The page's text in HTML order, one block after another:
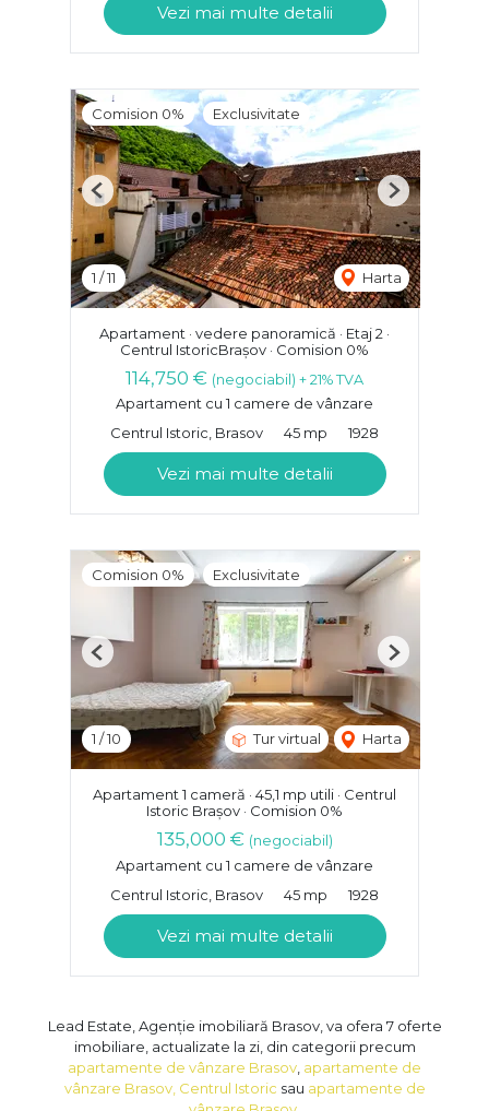
Vezi mai multe detalii
Comision 0% Exclusivitate
1 /11 Harta
Previous Next
Apartament · vedere panoramică · Etaj 2 ·
Centrul IstoricBrașov · Comision 0%
114,750 € (negociabil) + 21% TVA
Apartament cu 1 camere de vânzare
Centrul Istoric, Brasov
45 mp 1928
Vezi mai multe detalii
Comision 0% Exclusivitate
1 /10 Tur virtual Harta
Previous Next
Apartament 1 cameră · 45,1 mp utili · Centrul
Istoric Brașov · Comision 0%
135,000 € (negociabil)
Apartament cu 1 camere de vânzare
Centrul Istoric, Brasov
45 mp 1928
Vezi mai multe detalii
Lead Estate, Agenție imobiliară Brasov, va ofera 7 oferte
imobiliare, actualizate la zi, din categorii precum
apartamente de vânzare Brasov apartamente de
vânzare Brasov, Centrul Istoric sau apartamente de